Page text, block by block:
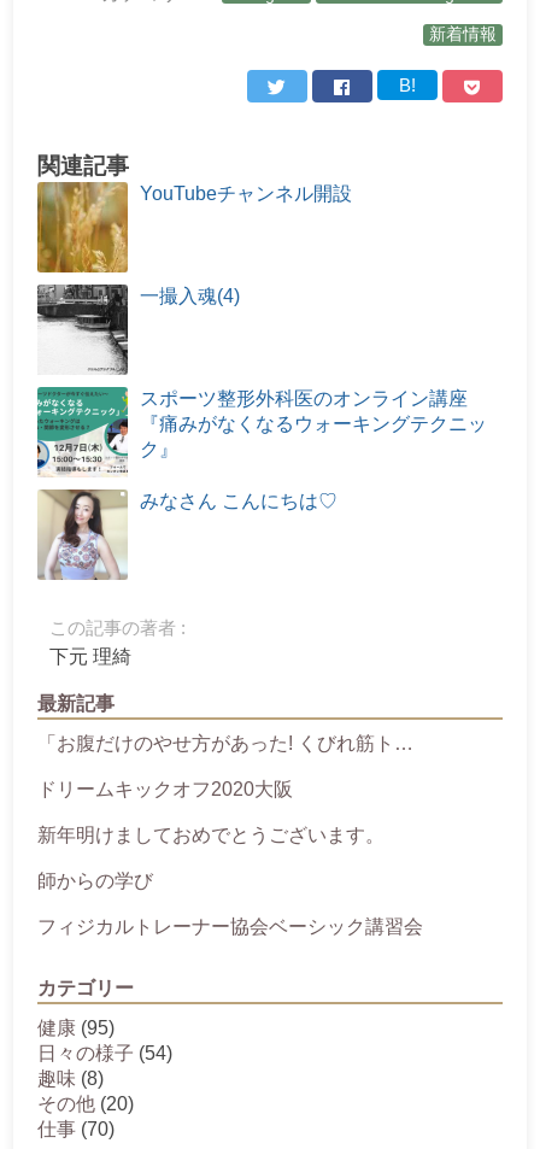
新着情報
B!
関連記事
YouTubeチャンネル開設
一撮入魂(4)
スポーツ整形外科医のオンライン講座
『痛みがなくなるウォーキングテクニッ
ク』
みなさん こんにちは♡
この記事の著者 :
下元 理綺
最新記事
「お腹だけのやせ方があった! くびれ筋ト…
ドリームキックオフ2020大阪
新年明けましておめでとうございます。
師からの学び
フィジカルトレーナー協会ベーシック講習会
カテゴリー
健康 (95)
日々の様子 (54)
趣味 (8)
その他 (20)
仕事 (70)